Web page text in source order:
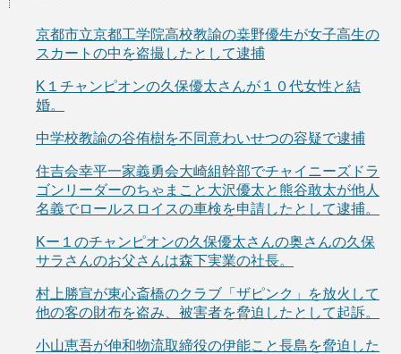
京都市立京都工学院高校教諭の桒野優生が女子高生の
スカートの中を盗撮したとして逮捕
K１チャンピオンの久保優太さんが１０代女性と結
婚。
中学校教諭の谷侑樹を不同意わいせつの容疑で逮捕
住吉会幸平一家義勇会大崎組幹部でチャイニーズドラ
ゴンリーダーのちゃまこと大沢優太と熊谷敢太が他人
名義でロールスロイスの車検を申請したとして逮捕。
Kー１のチャンピオンの久保優太さんの奥さんの久保
サラさんのお父さんは森下実業の社長。
村上勝宣が東心斎橋のクラブ「ザピンク」を放火して
他の客の財布を盗み、被害者を脅迫したとして起訴。
小山恵吾が伸和物流取締役の伊能こと長島を脅迫した